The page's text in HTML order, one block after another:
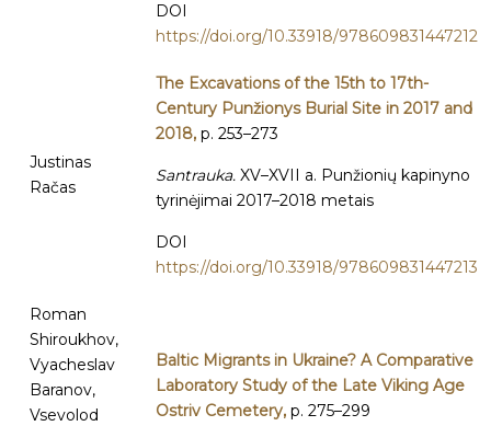
DOI
https://doi.org/10.33918/978609831447212
Justinas
Račas
The Excavations of the 15th to 17th-
Century Punžionys Burial Site in 2017 and
2018, p. 253–273
Santrauka. XV–XVII a. Punžionių kapinyno
tyrinėjimai 2017–2018 metais
DOI
https://doi.org/10.33918/978609831447213
Roman
Shiroukhov,
Vyacheslav
Baranov,
Vsevolod
Baltic Migrants in Ukraine? A Comparative
Laboratory Study of the Late Viking Age
Ostriv Cemetery, p. 275–299